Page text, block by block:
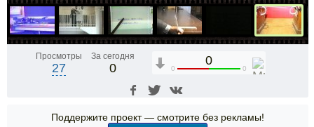
Просмотры
27
За сегодня
0
0
0 0
Поддержите проект — смотрите без рекламы!